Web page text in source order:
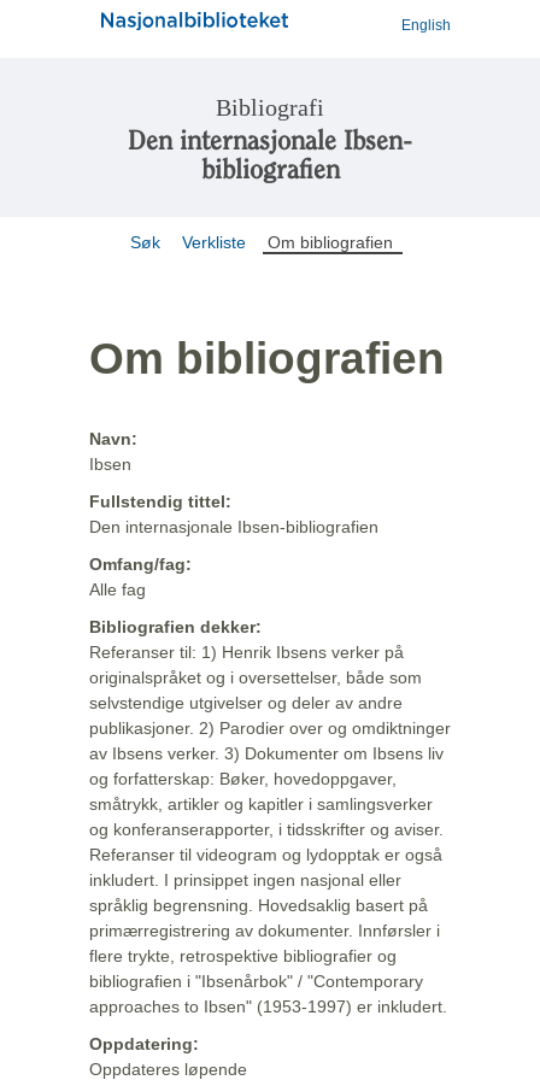
English
Bibliografi
Den internasjonale Ibsen-
bibliografien
Søk Verkliste Om bibliografien
Om bibliografien
Navn:
Ibsen
Fullstendig tittel:
Den internasjonale Ibsen-bibliografien
Omfang/fag:
Alle fag
Bibliografien dekker:
Referanser til: 1) Henrik Ibsens verker på
originalspråket og i oversettelser, både som
selvstendige utgivelser og deler av andre
publikasjoner. 2) Parodier over og omdiktninger
av Ibsens verker. 3) Dokumenter om Ibsens liv
og forfatterskap: Bøker, hovedoppgaver,
småtrykk, artikler og kapitler i samlingsverker
og konferanserapporter, i tidsskrifter og aviser.
Referanser til videogram og lydopptak er også
inkludert. I prinsippet ingen nasjonal eller
språklig begrensning. Hovedsaklig basert på
primærregistrering av dokumenter. Innførsler i
flere trykte, retrospektive bibliografier og
bibliografien i "Ibsenårbok" / "Contemporary
approaches to Ibsen" (1953-1997) er inkludert.
Oppdatering:
Oppdateres løpende